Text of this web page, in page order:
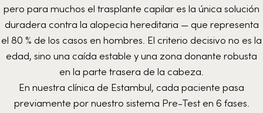
pero para muchos el trasplante capilar es la única solución
duradera contra la alopecia hereditaria — que representa
el 80 % de los casos en hombres. El criterio decisivo no es la
edad, sino una caída estable y una zona donante robusta
en la parte trasera de la cabeza.
En nuestra clínica de Estambul, cada paciente pasa
previamente por nuestro sistema Pre-Test en 6 fases.